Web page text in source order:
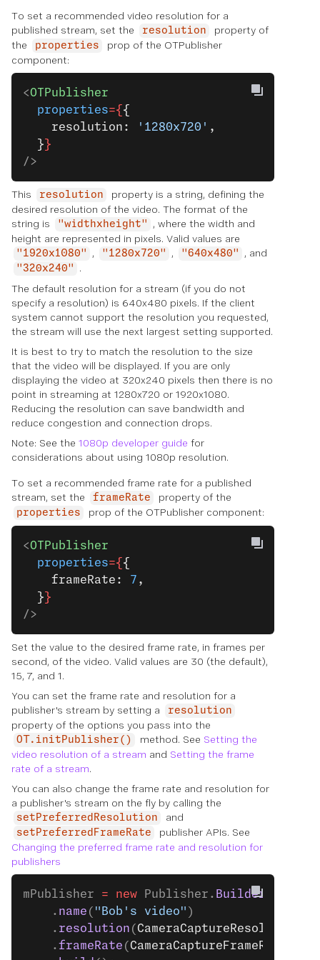
To set a recommended video resolution for a
published stream, set the
resolution
property of
the
properties
prop of the OTPublisher
component:
<OTPublisher
  properties
={ {
    resolution:
'1280x720' ,
  }
}
/>
This resolution
property is a string, defining the
desired resolution of the video. The format of the
string is
"widthxheight"
, where the width and
height are represented in pixels. Valid values are
"1920x1080" , "1280x720" , "640x480" , and
"320x240"
.
The default resolution for a stream (if you do not
specify a resolution) is 640x480 pixels. If the client
system cannot support the resolution you requested,
the stream will use the next largest setting supported.
It is best to try to match the resolution to the size
that the video will be displayed. If you are only
displaying the video at 320x240 pixels then there is no
point in streaming at 1280x720 or 1920x1080.
Reducing the resolution can save bandwidth and
reduce congestion and connection drops.
Note: See the 1080p developer guide for
considerations about using 1080p resolution.
To set a recommended frame rate for a published
stream, set the
frameRate property of the
properties prop of the OTPublisher component:
<OTPublisher
  properties
={ {
    frameRate:
7 ,
  }
}
/>
Set the value to the desired frame rate, in frames per
second, of the video. Valid values are 30 (the default),
15, 7, and 1.
You can set the frame rate and resolution for a
publisher's stream by setting a
resolution
property of the options you pass into the
OT.initPublisher() method. See Setting the
video resolution of a stream and Setting the frame
rate of a stream.
You can also change the frame rate and resolution for
a publisher's stream on the fly by calling the
setPreferredResolution and
setPreferredFrameRate
publisher APIs. See
Changing the preferred frame rate and resolution for
publishers
mPublisher = new Publisher. Builder
    .
name ( "Bob's video" )
    .
resolution ( CameraCaptureResolution
    .
frameRate ( CameraCaptureFrameRate